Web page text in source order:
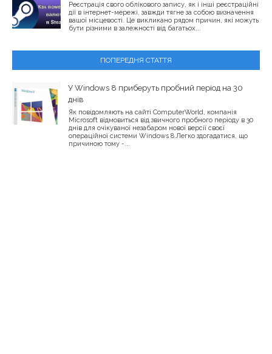
Реєстрація свого облікового запису, як і інші реєстраційні
дії в інтернет-мережі, завжди тягне за собою визначення
вашої місцевості. Це викликано рядом причин, які можуть
бути різними в залежності від багатьох...
ПОПЕРЕДНЯ СТАТТЯ
У Windows 8 приберуть пробний період на 30
днів
Як повідомляють на сайті ComputerWorld, компанія
Microsoft відмовиться від звичного пробного періоду в 30
днів для очікуваної незабаром нової версії своєї
операційної системи Windows 8.Легко здогадатися, що
причиною тому -...